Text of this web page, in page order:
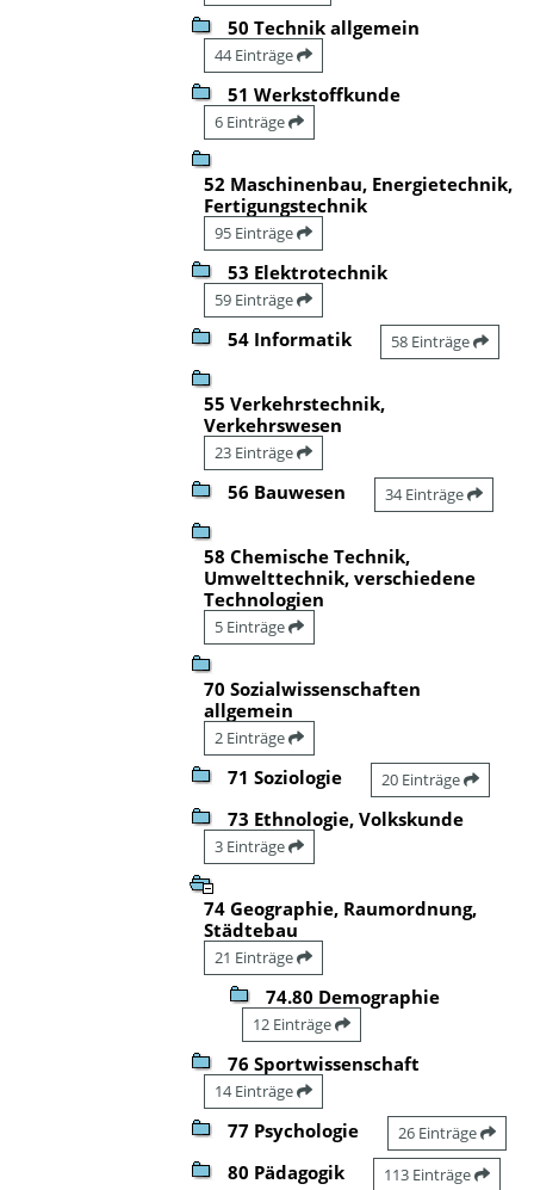
50 Technik allgemein
44 Einträge
51 Werkstoffkunde
6 Einträge
52 Maschinenbau, Energietechnik,
Fertigungstechnik
95 Einträge
53 Elektrotechnik
59 Einträge
54 Informatik 58 Einträge
55 Verkehrstechnik,
Verkehrswesen
23 Einträge
56 Bauwesen 34 Einträge
58 Chemische Technik,
Umwelttechnik, verschiedene
Technologien
5 Einträge
70 Sozialwissenschaften
allgemein
2 Einträge
71 Soziologie 20 Einträge
73 Ethnologie, Volkskunde
3 Einträge
74 Geographie, Raumordnung,
Städtebau
21 Einträge
74.80 Demographie
12 Einträge
76 Sportwissenschaft
14 Einträge
77 Psychologie 26 Einträge
80 Pädagogik 113 Einträge